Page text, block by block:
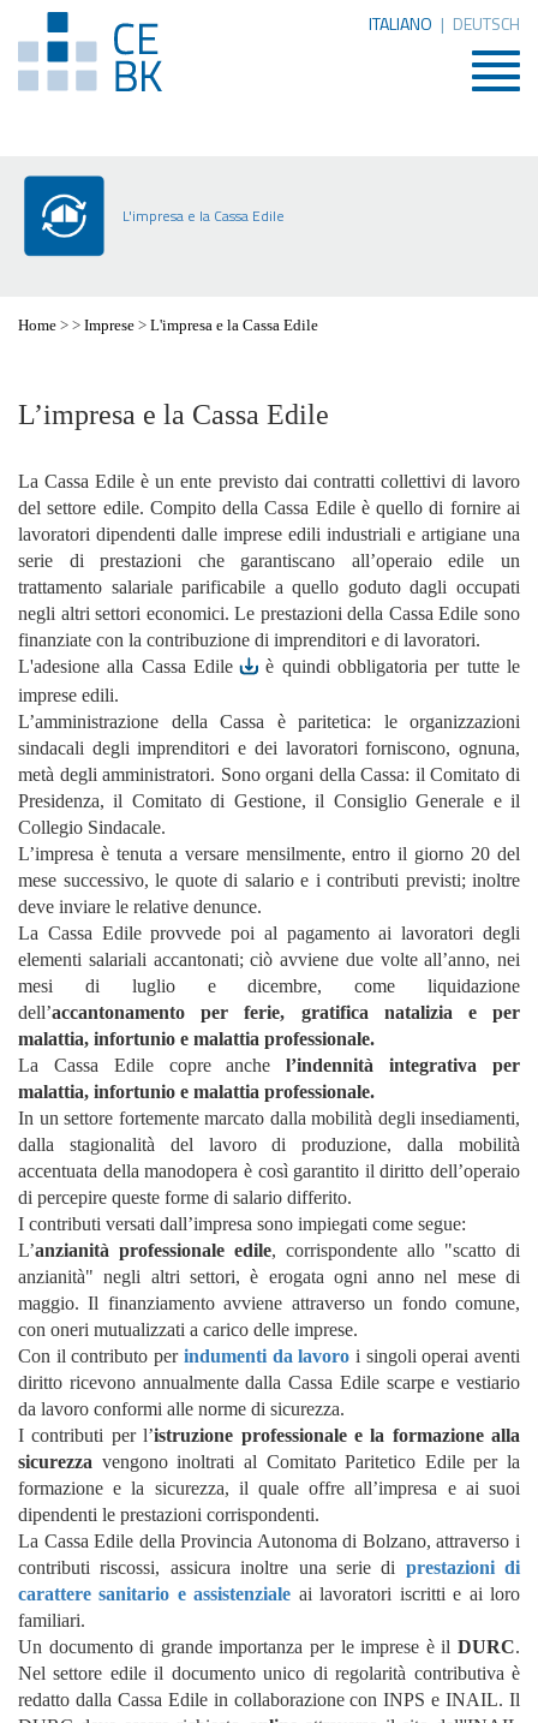
ITALIANO | DEUTSCH
L'impresa e la Cassa Edile
Home > > Imprese > L'impresa e la Cassa Edile
L’impresa e la Cassa Edile
La Cassa Edile è un ente previsto dai contratti collettivi di lavoro
del settore edile. Compito della Cassa Edile è quello di fornire ai
lavoratori dipendenti dalle imprese edili industriali e artigiane una
serie di prestazioni che garantiscano all’operaio edile un
trattamento salariale parificabile a quello goduto dagli occupati
negli altri settori economici. Le prestazioni della Cassa Edile sono
finanziate con la contribuzione di imprenditori e di lavoratori.
L'adesione alla Cassa Edile
è quindi obbligatoria per tutte le
imprese edili.
L’amministrazione della Cassa è paritetica: le organizzazioni
sindacali degli imprenditori e dei lavoratori forniscono, ognuna,
metà degli amministratori. Sono organi della Cassa: il Comitato di
Presidenza, il Comitato di Gestione, il Consiglio Generale e il
Collegio Sindacale.
L’impresa è tenuta a versare mensilmente, entro il giorno 20 del
mese successivo, le quote di salario e i contributi previsti; inoltre
deve inviare le relative denunce.
La Cassa Edile provvede poi al pagamento ai lavoratori degli
elementi salariali accantonati; ciò avviene due volte all’anno, nei
mesi di luglio e dicembre, come liquidazione
dell’accantonamento per ferie, gratifica natalizia e per
malattia, infortunio e malattia professionale.
La Cassa Edile copre anche l’indennità integrativa per
malattia, infortunio e malattia professionale.
In un settore fortemente marcato dalla mobilità degli insediamenti,
dalla stagionalità del lavoro di produzione, dalla mobilità
accentuata della manodopera è così garantito il diritto dell’operaio
di percepire queste forme di salario differito.
I contributi versati dall’impresa sono impiegati come segue:
L’anzianità professionale edile, corrispondente allo "scatto di
anzianità" negli altri settori, è erogata ogni anno nel mese di
maggio. Il finanziamento avviene attraverso un fondo comune,
con oneri mutualizzati a carico delle imprese.
Con il contributo per indumenti da lavoro i singoli operai aventi
diritto ricevono annualmente dalla Cassa Edile scarpe e vestiario
da lavoro conformi alle norme di sicurezza.
I contributi per l’istruzione professionale e la formazione alla
sicurezza vengono inoltrati al Comitato Paritetico Edile per la
formazione e la sicurezza, il quale offre all’impresa e ai suoi
dipendenti le prestazioni corrispondenti.
La Cassa Edile della Provincia Autonoma di Bolzano, attraverso i
contributi riscossi, assicura inoltre una serie di prestazioni di
carattere sanitario e assistenziale ai lavoratori iscritti e ai loro
familiari.
Un documento di grande importanza per le imprese è il DURC.
Nel settore edile il documento unico di regolarità contributiva è
redatto dalla Cassa Edile in collaborazione con INPS e INAIL. Il